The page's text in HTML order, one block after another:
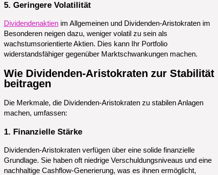
5. Geringere Volatilität
Dividendenaktien im Allgemeinen und Dividenden-Aristokraten im
Besonderen neigen dazu, weniger volatil zu sein als
wachstumsorientierte Aktien. Dies kann Ihr Portfolio
widerstandsfähiger gegenüber Marktschwankungen machen.
Wie Dividenden-Aristokraten zur Stabilität
beitragen
Die Merkmale, die Dividenden-Aristokraten zu stabilen Anlagen
machen, umfassen:
1. Finanzielle Stärke
Dividenden-Aristokraten verfügen über eine solide finanzielle
Grundlage. Sie haben oft niedrige Verschuldungsniveaus und eine
nachhaltige Cashflow-Generierung, was es ihnen ermöglicht,